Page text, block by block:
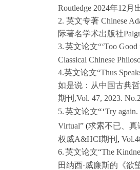
Routledge 2024年12 月
2. 英文专著 Chinese
际著名学术出版社
3.英文论文“‘Too
Classical Chinese
4.英文论文“Thus
如是说：从中国古典
期刊,Vol. 47, 2023.
5.英文论文“‘Try again.
Virtual”(求索不已、真
权威A&HCI期刊 ,
6.英文论文“The
田纳西·威廉斯的《欲